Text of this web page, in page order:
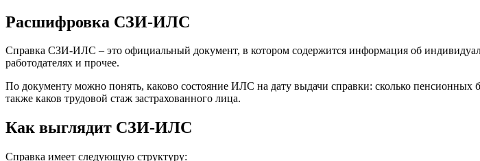
Расшифровка СЗИ-ИЛС
Справка СЗИ-ИЛС – это официальный документ, в котором содержится информация об
работодателях и прочее.
По документу можно понять, каково состояние ИЛС на дату выдачи справки: сколько пенсионных
также каков трудовой стаж застрахованного лица.
Как выглядит СЗИ-ИЛС
Справка имеет следующую структуру: